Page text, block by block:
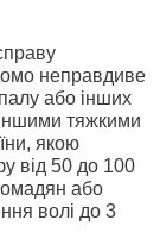
неправдиве
або інших
тяжкими
якою
від 50 до 100
або
волі до 3